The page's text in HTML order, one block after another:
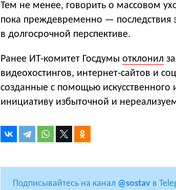
Тем не менее, говорить о массовом
пока преждевременно — последствия
в долгосрочной перспективе.
Ранее ИТ-комитет Госдумы отклонил
видеохостингов, интернет-сайтов и
созданные с помощью искусственного
инициативу избыточной и
Подписывайтесь на канал @sostav в